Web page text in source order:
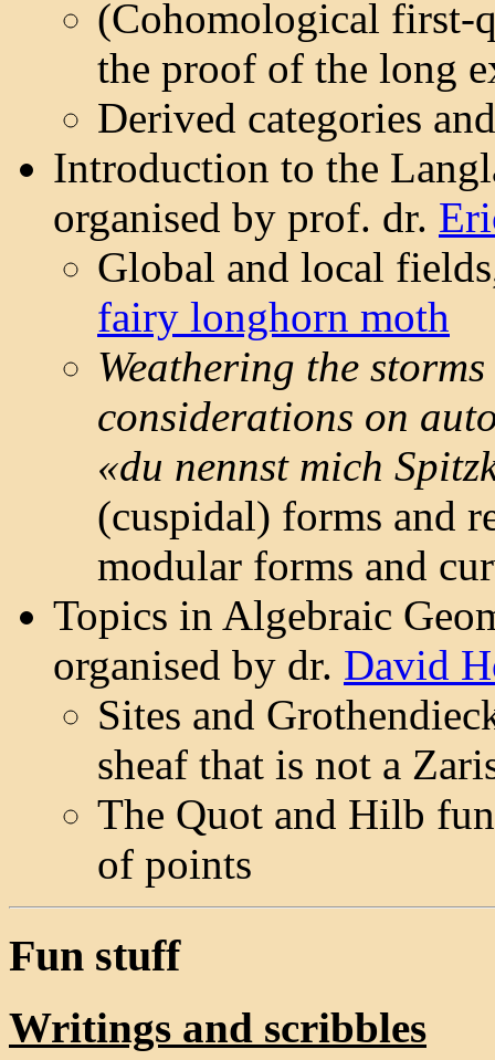
(Cohomological first-
the proof of the long
Derived categories
Introduction to the
organised by prof. dr.
Global and local
fairy longhorn moth
Weathering the
considerations on
«du nennst mich
(cuspidal) forms and
modular forms and
Topics in Algebraic
organised by dr. David
Sites and
sheaf that is not a
The Quot and Hilb
of points
Fun stuff
Writings and scribbles